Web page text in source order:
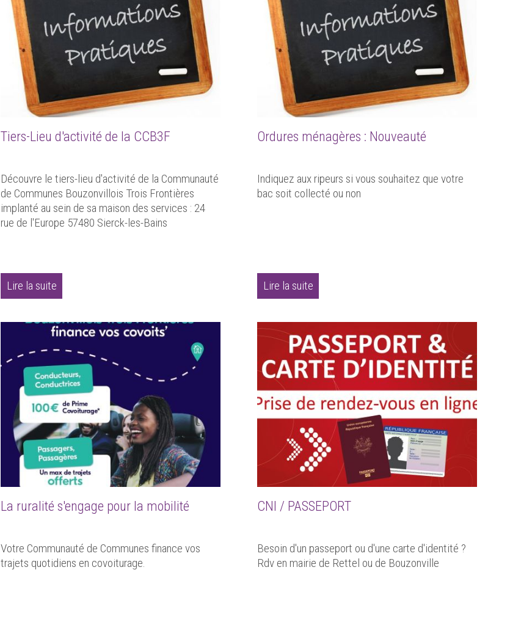
Tiers-Lieu d'activité de la CCB3F
Découvre le tiers-lieu d'activité de la Communauté
de Communes Bouzonvillois Trois Frontières
implanté au sein de sa maison des services : 24
rue de l'Europe 57480 Sierck-les-Bains
Lire la suite
Ordures ménagères : Nouveauté
Indiquez aux ripeurs si vous souhaitez que votre
bac soit collecté ou non
Lire la suite
La ruralité s'engage pour la mobilité
Votre Communauté de Communes finance vos
trajets quotidiens en covoiturage.
CNI / PASSEPORT
Besoin d'un passeport ou d'une carte d'identité ?
Rdv en mairie de Rettel ou de Bouzonville